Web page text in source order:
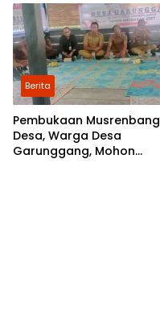
Musrenbang
Berita
Pembukaan Musrenbang
Desa, Warga Desa
Garunggang, Mohon